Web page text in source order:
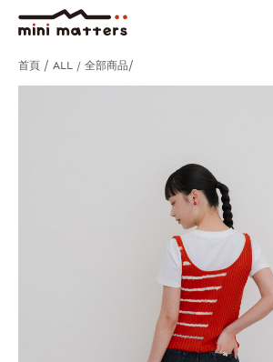
首頁 ALL / 全部商品